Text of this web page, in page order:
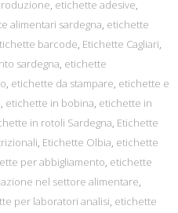
, etichette adesive,
alimentari sardegna, etichette
barcode, Etichette Cagliari,
sardegna, etichette
, etichette da stampare, etichette e
, etichette in bobina, etichette in
in rotoli Sardegna, Etichette
, Etichette Olbia, etichette
per abbigliamento, etichette
nel settore alimentare,
per laboratori analisi, etichette